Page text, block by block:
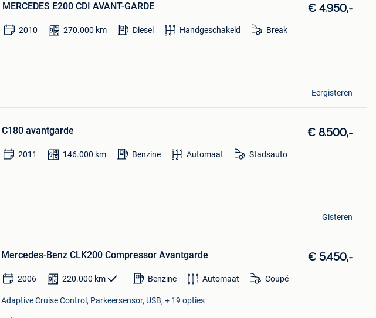
MERCEDES E200 CDI AVANT-GARDE € 4.950,-
2010 270.000 km Diesel Handgeschakeld Break
Eergisteren
C180 avantgarde € 8.500,-
2011 146.000 km Benzine Automaat Stadsauto
Gisteren
Mercedes-Benz CLK200 Compressor Avantgarde € 5.450,-
2006 220.000 km Benzine Automaat Coupé
Adaptive Cruise Control, Parkeersensor, USB, + 19 opties